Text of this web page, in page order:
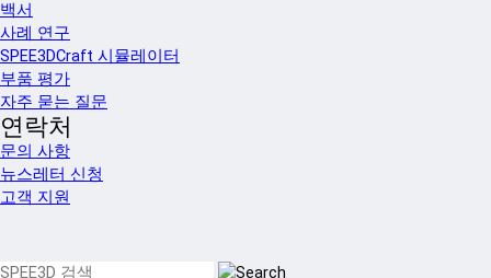
백서
사례 연구
SPEE3DCraft 시뮬레이터
부품 평가
자주 묻는 질문
연락처
문의 사항
뉴스레터 신청
고객 지원